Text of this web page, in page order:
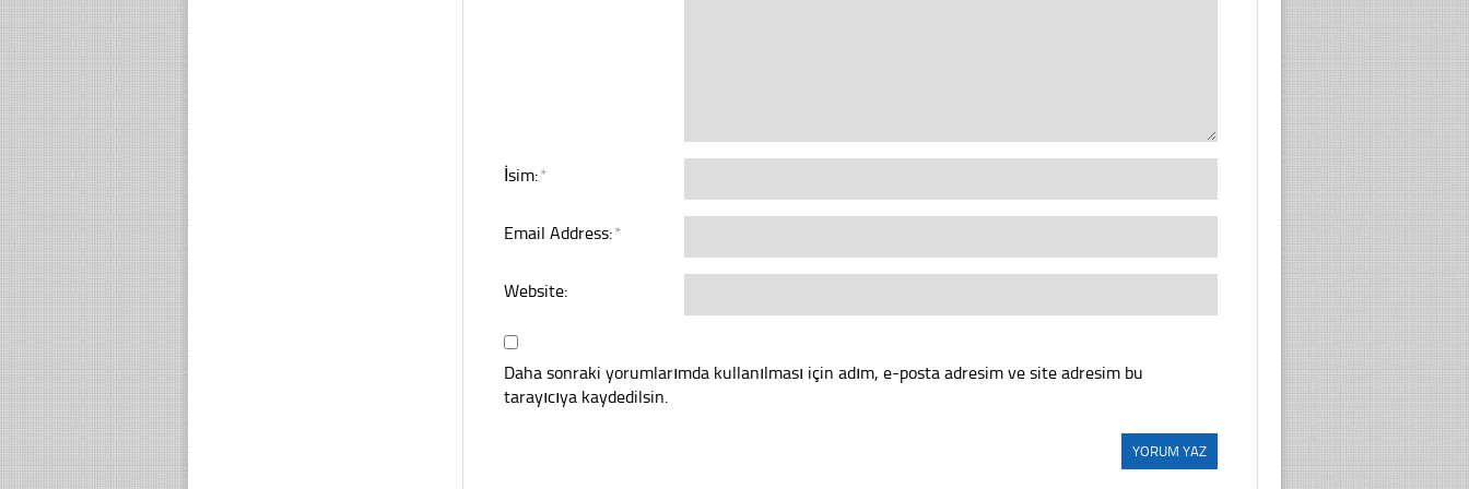
İsim:*
Email Address:*
Website:
Daha sonraki yorumlarımda kullanılması için adım, e-posta adresim ve site adresim bu
tarayıcıya kaydedilsin.